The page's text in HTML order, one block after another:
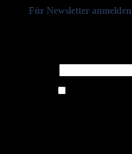
Für Newsletter anmelden